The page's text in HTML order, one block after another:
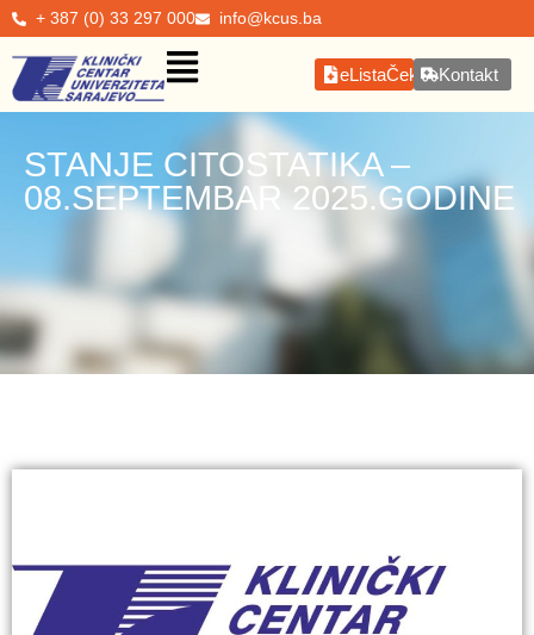
+ 387 (0) 33 297 000 info@kcus.ba
eListaČekanjaKontakt
STANJE CITOSTATIKA –
08.SEPTEMBAR 2025.GODINE